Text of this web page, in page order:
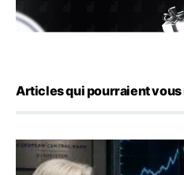
Articles qui pourraient
Yen : Washington a vendu